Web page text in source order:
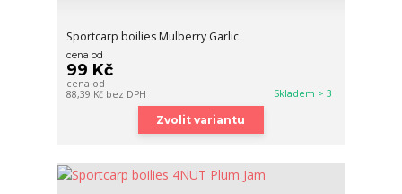
Sportcarp boilies Mulberry Garlic
cena od
99 Kč
cena od
88,39 Kč bez DPH Skladem > 3
Zvolit variantu